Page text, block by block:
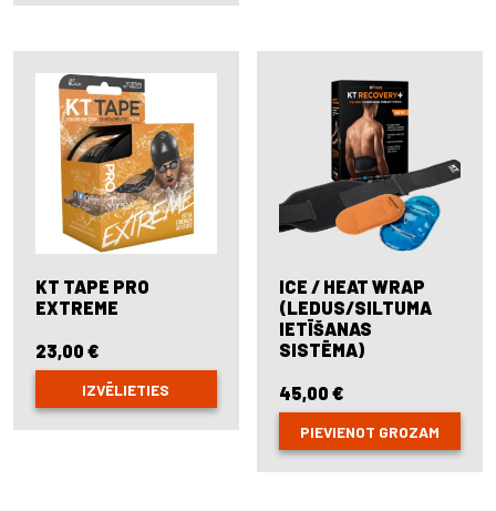
KT TAPE PRO
EXTREME
23,00 €
IZVĒLIETIES
This
product
ICE / HEAT WRAP
(LEDUS/SILTUMA
IETĪŠANAS
SISTĒMA)
45,00€
PIEVIENOT GROZAM